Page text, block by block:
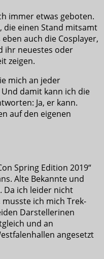
immer etwas geboten.
die einen Stand mitsamt
auch die Cosplayer,
ihr neuestes oder
zeigen.
mich an jeder
damit kann ich die
Ja, er kann.
auf den eigenen
Spring Edition 2019“
Alte Bekannte und
Da ich leider nicht
ich mich Trek-
Darstellerinen
und an
angesetzt